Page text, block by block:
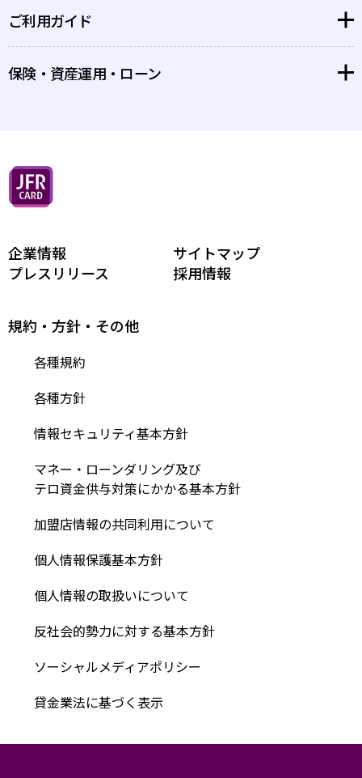
QIRAポイント
特別体験
すでにカードをお持ちのお客さまへ
ご利用ガイド
カードご利用の際の注意事項
付帯保険・特典優待など
お客様サポート
そのほか、便利なサービス
保険・資産運用・ローン
ローン
セミナー
企業情報
サイトマップ
プレスリリース
採用情報
規約・方針・その他
各種規約
各種方針
情報セキュリティ基本方針
マネー・ローンダリング及び
テロ資金供与対策にかかる基本方針
加盟店情報の共同利用について
個人情報保護基本方針
個人情報の取扱いについて
反社会的勢力に対する基本方針
ソーシャルメディアポリシー
貸金業法に基づく表示